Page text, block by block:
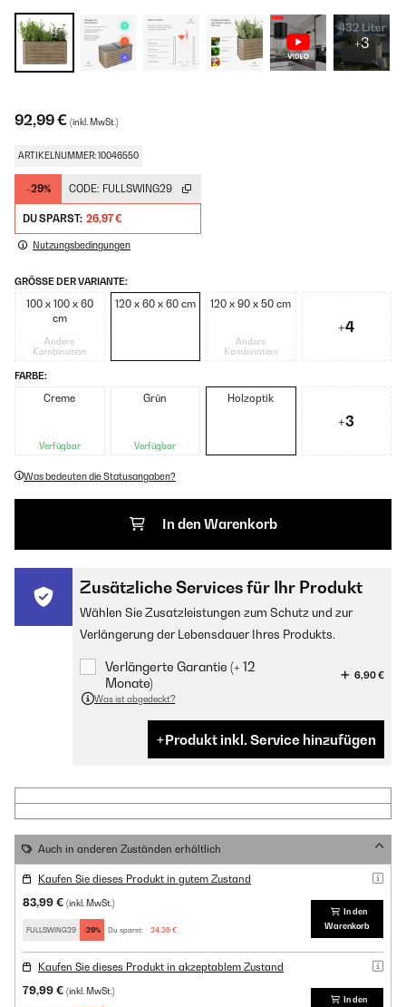
+3
92,99 € (inkl. MwSt.)
ARTIKELNUMMER: 10046550
-29% CODE: FULLSWING29
DU SPARST: 26,97 €
Nutzungsbedingungen
GRÖSSE DER VARIANTE:
100 x 100 x 60
cm
Andere
Kombination
120 x 60 x 60 cm 120 x 90 x 50 cm
Andere
Kombination
+4
FARBE:
Creme
Verfügbar
Grün
Verfügbar
Holzoptik
+3
Was bedeuten die Statusangaben?
In den Warenkorb
Zusätzliche Services für Ihr Produkt
Wählen Sie Zusatzleistungen zum Schutz und zur
Verlängerung der Lebensdauer Ihres Produkts.
Verlängerte Garantie (+ 12
Monate)
6,90 €
Was ist abgedeckt?
Produkt inkl. Service hinzufügen
Auch in anderen Zuständen erhältlich
Kaufen Sie dieses Produkt in gutem Zustand
83,99 € (inkl. MwSt.)
FULLSWING29 -29% Du sparst: 24,36 €
In den
Warenkorb
Kaufen Sie dieses Produkt in akzeptablem Zustand
79,99 € (inkl. MwSt.)
In den